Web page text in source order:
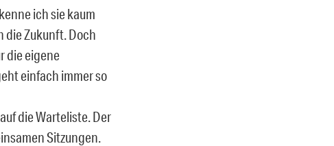
ich sie kaum
die Zukunft. Doch
die eigene
einfach immer so
die Warteliste. Der
Sitzungen.